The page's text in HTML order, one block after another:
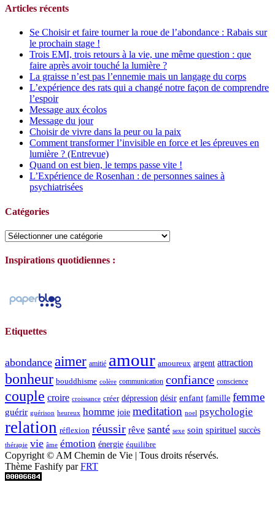
Articles récents
Se Choisir et faire tourner la roue de l’abondance : Rabais sur
le prochain stage !
Trois EMI, trois retours à la vie, une même question : que
faire après avoir touché la lumière ?
La graisse n’est pas l’ennemie mais un langage du corps
L’expérience des rats qui a changé notre façon de comprendre
l’espoir
Message aux écolos
Message du jour
Choisir de vivre dans la peur ou la paix
Comment transformer l’invisible en force et les épreuves en
lumière ? (Entrevue)
Quand on est bien, le temps passe vite !
L’Expérience de Rosenhan : de personnes saines à
psychiatrisées
Catégories
Catégories
Inspirations quotidiennes :
Etiquettes
abondance aimer amitié amour amoureux argent attraction
bonheur bouddhisme colère communication confiance conscience
couple croire croissance créer dépression désir enfant famille femme
guérir guérison heureux homme joie meditation noel psychologie
relation réflexion réussir rêve santé sexe soin spirituel succès
thérapie vie âme émotion énergie équilibre
Copyright © AM Chemin de Vie | Tous droits réservés.
Thème Fashify parFRT